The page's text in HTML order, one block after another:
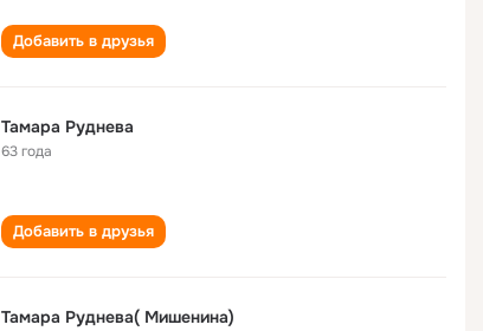
Добавить в друзья
Тамара Руднева
63 года
Добавить в друзья
Тамара Руднева( Мишенина)